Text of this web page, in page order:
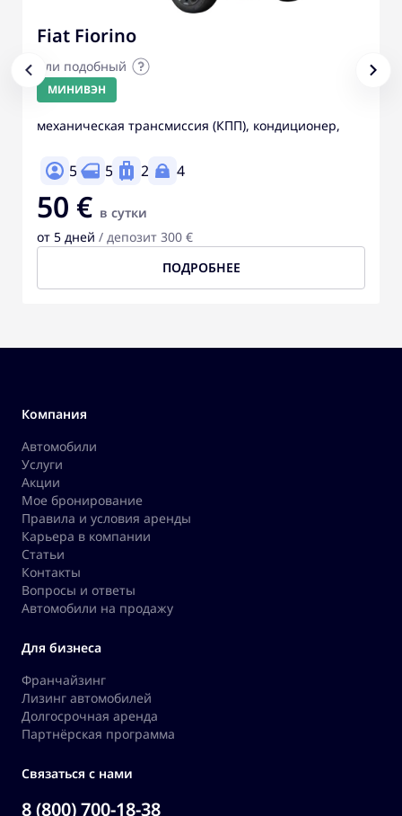
Fiat Fiorino
или подобный
МИНИВЭН
механическая трансмиссия (КПП), кондиционер,
5 5 2 4
50 € в сутки
от 5 дней / депозит 300 €
ПОДРОБНЕЕ
Компания
Автомобили
Услуги
Акции
Мое бронирование
Правила и условия аренды
Карьера в компании
Статьи
Контакты
Вопросы и ответы
Автомобили на продажу
Для бизнеса
Франчайзинг
Лизинг автомобилей
Долгосрочная аренда
Партнёрская программа
Связаться с нами
8 (800) 700-18-38